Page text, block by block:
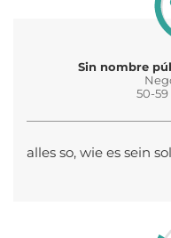
Sin nombre
50-59
alles so, wie es sein